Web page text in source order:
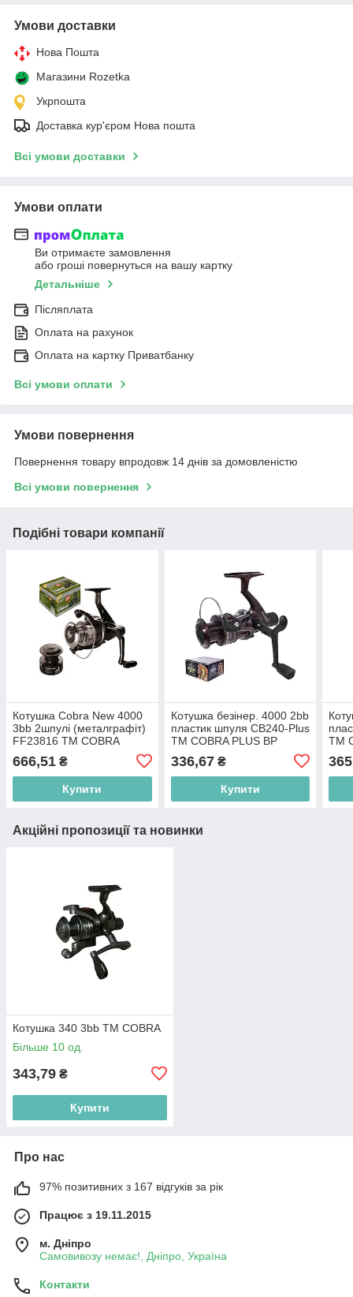
Умови доставки
Нова Пошта
Магазини Rozetka
Укрпошта
Доставка кур'єром Нова пошта
Всі умови доставки
Умови оплати
Ви отримаєте замовлення
або гроші повернуться на вашу картку
Детальніше
Післяплата
Оплата на рахунок
Оплата на картку Приватбанку
Всі умови оплати
Умови повернення
Повернення товару впродовж 14 днів за домовленістю
Всі умови повернення
Подібні товари компанії
Котушка Сobra New 4000
3bb 2шпулі (металграфіт)
FF23816 ТМ COBRA
666,51 ₴
Купити
Котушка безiнер. 4000 2bb
пластик шпуля CB240-Plus
ТМ COBRA PLUS BP
336,67₴
Купити
ТМ
Акційні пропозиції та новинки
Котушка 340 3bb ТМ COBRA
Більше 10 од.
343,79 ₴
Купити
Про нас
97% позитивних з 167 відгуків за рік
Працює з 19.11.2015
м. Дніпро
Самовивозу немає!, Дніпро, Україна
Контакти